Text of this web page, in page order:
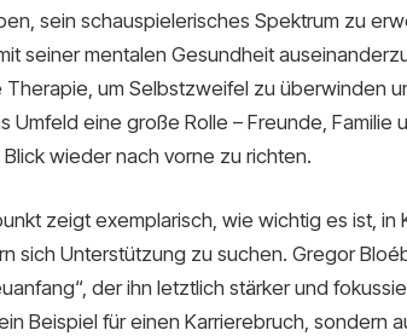
sein schauspielerisches Spektrum zu
seiner mentalen Gesundheit
um Selbstzweifel zu überwinden
Umfeld eine große Rolle – Freunde, Familie
wieder nach vorne zu richten.
zeigt exemplarisch, wie wichtig es ist, in
sich Unterstützung zu suchen. Gregor
der ihn letztlich stärker und
Beispiel für einen Karrierebruch, sondern